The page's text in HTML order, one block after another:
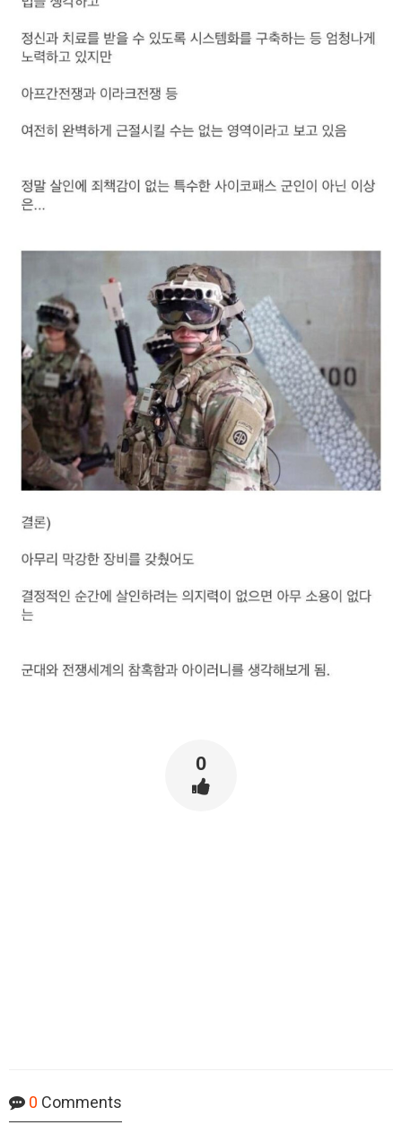
0
0 Comments